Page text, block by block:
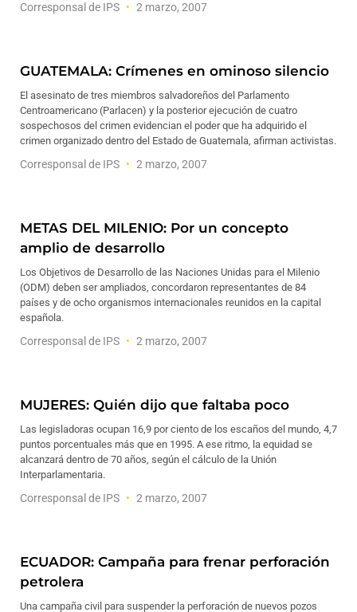
Corresponsal de IPS 2 marzo, 2007
GUATEMALA: Crímenes en ominoso silencio
El asesinato de tres miembros salvadoreños del Parlamento
Centroamericano (Parlacen) y la posterior ejecución de cuatro
sospechosos del crimen evidencian el poder que ha adquirido el
crimen organizado dentro del Estado de Guatemala, afirman activistas.
Corresponsal de IPS 2 marzo, 2007
METAS DEL MILENIO: Por un concepto
amplio de desarrollo
Los Objetivos de Desarrollo de las Naciones Unidas para el Milenio
(ODM) deben ser ampliados, concordaron representantes de 84
países y de ocho organismos internacionales reunidos en la capital
española.
Corresponsal de IPS 2 marzo, 2007
MUJERES: Quién dijo que faltaba poco
Las legisladoras ocupan 16,9 por ciento de los escaños del mundo, 4,7
puntos porcentuales más que en 1995. A ese ritmo, la equidad se
alcanzará dentro de 70 años, según el cálculo de la Unión
Interparlamentaria.
Corresponsal de IPS 2 marzo, 2007
ECUADOR: Campaña para frenar perforación
petrolera
Una campaña civil para suspender la perforación de nuevos pozos